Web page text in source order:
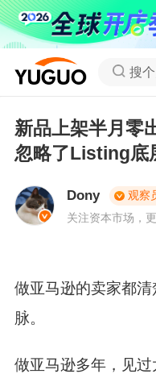
搜
新品上架半月零
忽略了Listing底
Dony
观察
关注资本市场，
做亚马逊的卖家都清
脉。
做亚马逊多年，见